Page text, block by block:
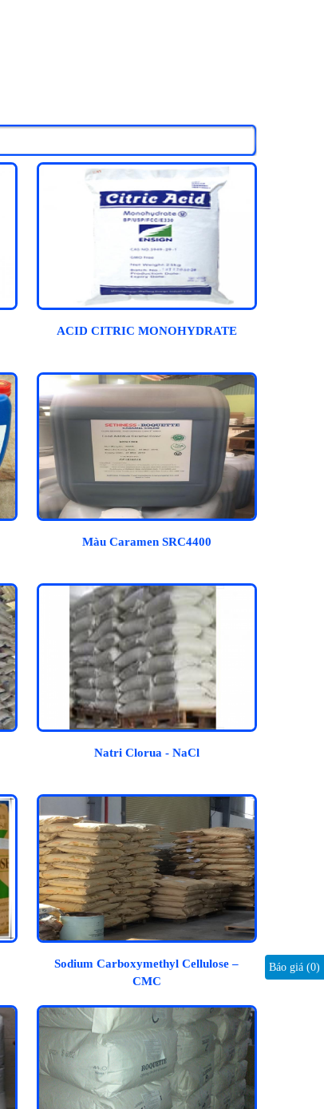
Báo giá (0)
ACID CITRIC MONOHYDRATE
Màu Caramen SRC4400
Natri Clorua - NaCl
Sodium Carboxymethyl Cellulose –
CMC